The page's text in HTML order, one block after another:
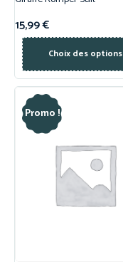
15,99€
Choix des options
Promo !